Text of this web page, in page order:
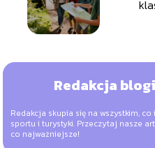
Redakcja
Redakcja skupia się na wszystkim,
sportu i turystyki. Przeczytaj nasze
co najważniejsze!